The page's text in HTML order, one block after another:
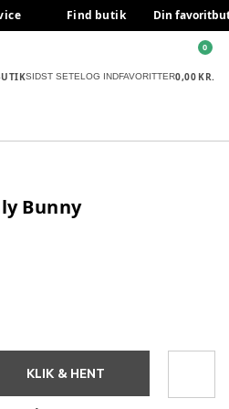
Find butik Din
SIDST SETELOG INDFAVORITTER0,00 KR.
0
Bunny
KLIK & HENT